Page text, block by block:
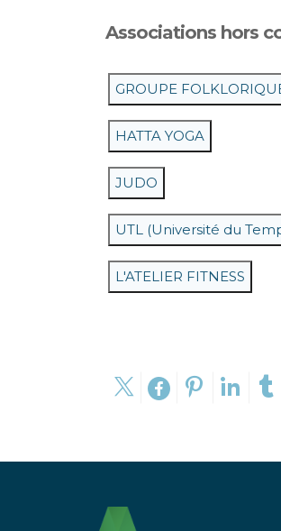
Associations hors
GROUPE
HATTA YOGA
JUDO
UTL (Université du
L'ATELIER FITNESS